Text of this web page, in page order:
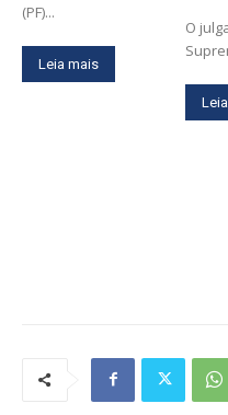
(PF)...
Leia mais
O